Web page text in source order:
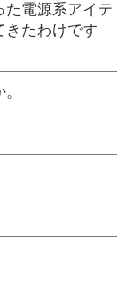
た電源系アイテ
きたわけです